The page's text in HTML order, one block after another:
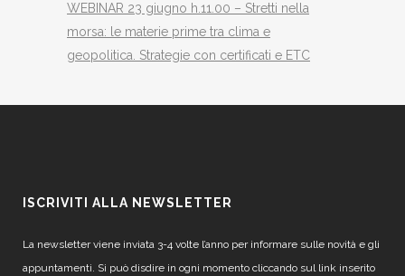
WEBINAR 23 giugno h.11.00 – Stretti nella
morsa: le materie prime tra clima e
geopolitica. Strategie con certificati e ETC
ISCRIVITI ALLA NEWSLETTER
La newsletter viene inviata 3-4 volte l’anno per informare sulle novità e gli
appuntamenti. Si può disdire in ogni momento cliccando sul link inserito